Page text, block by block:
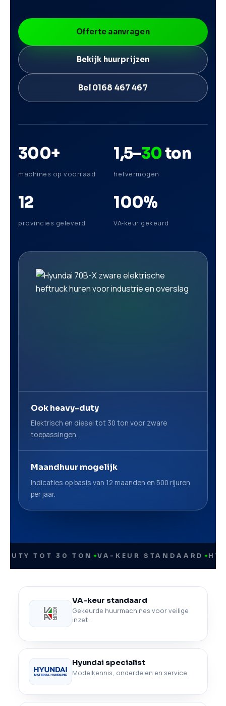
Offerte aanvragen
Bekijk huurprijzen
Bel 0168 467 467
300+
machines op voorraad
1,5–30ton
hefvermogen
12
provincies geleverd
100%
VA-keur gekeurd
Ook heavy-duty
Elektrisch en diesel tot 30 ton voor zware
toepassingen.
Maandhuur mogelijk
Indicaties op basis van 12 maanden en 500 rijuren
per jaar.
TOT 30 TON VA-KEUR STANDAARD✦
VA-keur standaard
Gekeurde huurmachines voor veilige
inzet.
Hyundai specialist
Modelkennis, onderdelen en service.